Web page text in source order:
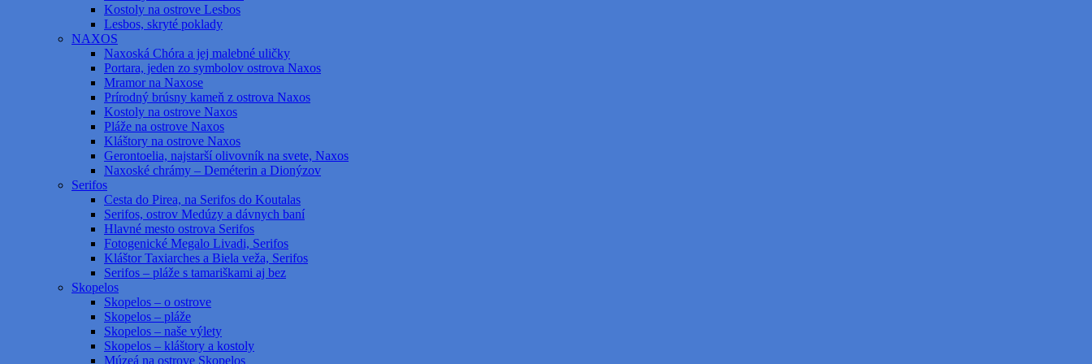
Kostoly na ostrove Lesbos
Lesbos, skryté poklady
NAXOS
Naxoská Chóra a jej malebné uličky
Portara, jeden zo symbolov ostrova Naxos
Mramor na Naxose
Prírodný brúsny kameň z ostrova Naxos
Kostoly na ostrove Naxos
Pláže na ostrove Naxos
Kláštory na ostrove Naxos
Gerontoelia, najstarší olivovník na svete, Naxos
Naxoské chrámy – Deméterin a Dionýzov
Serifos
Cesta do Pirea, na Serifos do Koutalas
Serifos, ostrov Medúzy a dávnych baní
Hlavné mesto ostrova Serifos
Fotogenické Megalo Livadi, Serifos
Kláštor Taxiarches a Biela veža, Serifos
Serifos – pláže s tamariškami aj bez
Skopelos
Skopelos – o ostrove
Skopelos – pláže
Skopelos – naše výlety
Skopelos – kláštory a kostoly
Múzeá na ostrove Skopelos